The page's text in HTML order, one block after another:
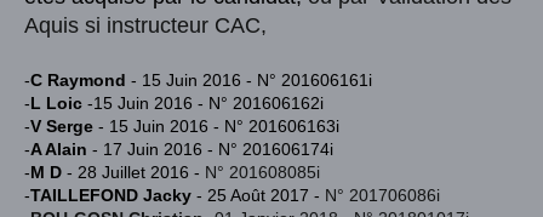
Aquis si instructeur CAC,
-C Raymond - 15 Juin 2016 - N° 201606161i
-L Loic -15 Juin 2016 - N° 201606162i
-V Serge - 15 Juin 2016 - N° 201606163i
-A Alain - 17 Juin 2016 - N° 201606174i
-M D - 28 Juillet 2016 - N° 201608085i
-TAILLEFOND Jacky - 25 Août 2017 - N° 201706086i